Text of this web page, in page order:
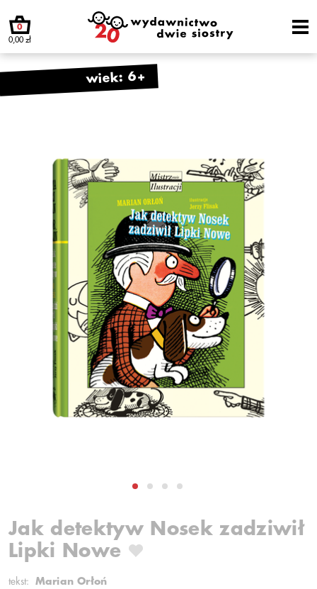
0
0,00 zł
wiek: 6+
Jak detektyw Nosek zadziwił
Lipki Nowe
tekst:
Marian Orłoń